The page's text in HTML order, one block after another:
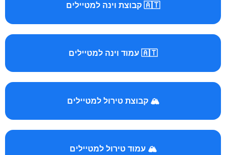
🇦🇹 קבוצת וינה למטיילים
🇦🇹 עמוד וינה למטיילים
🏔️ קבוצת טירול למטיילים
🏔️ עמוד טירול למטיילים